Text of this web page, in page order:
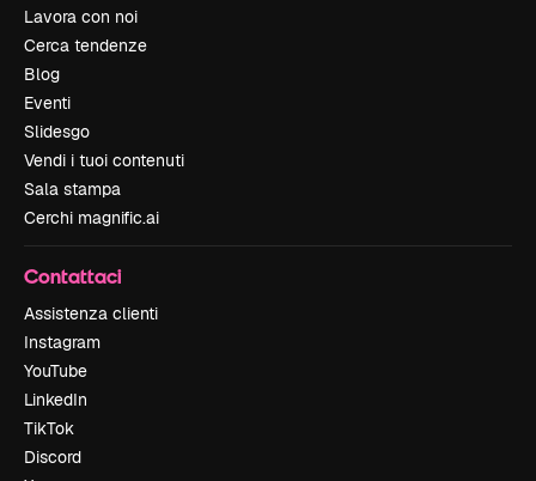
Lavora con noi
Cerca tendenze
Blog
Eventi
Slidesgo
Vendi i tuoi contenuti
Sala stampa
Cerchi magnific.ai
Contattaci
Assistenza clienti
Instagram
YouTube
LinkedIn
TikTok
Discord